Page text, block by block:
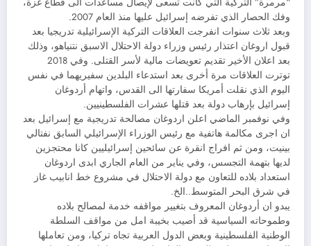
“مرمرة” التركية التي كانت تسعى لإيصال مساعدات الى قطاع غزة،
وفك الحصار الذي تفرضه إسرائيل عليها منذ العام 2007.
وبعد ثلاث سنوات انفرجت العلاقات التركية الإسرائيلية تدريجيا بعد
قبول اروغان اعتذار رئيس وزراء دولة الاحتلال الاسبق نتنياهو، وذلك
بعد اعلان الأخير تقديم تعويضات مالية لأسر القتلى. وفي 2018
توترت العلاقات مرة أخرى بعد استدعاء البلدين سفيريهما في نفس
اليوم الذي نقلت أمريكا سفارتها الى القدس، واتهام أردوغان
إسرائيل بإرهاب دولة بعد قتلها عشرات الفلسطينيين.
وفي نوفمبر الماضي اعلن اردوغان مصالحة تدريجية مع إسرائيل بعد
ان اجرى مكالمة هاتفية مع رئيس الوزراء الإسرائيلي السابق نفتالي
بينيت، ومن ثم افراج انقرة عن سائحين إسرائيليين كانا محتجزين
لديها بتهمة التجسس، وفي يناير من العام الجاري ابدى اردوغان
استعداد بلاده للتعاون مع دولة الاحتلال في مشروع خط انابيب غاز
في شرق البحر المتوسط..الخ.
يبدو ان أردوغان المعروف بتغيير مواقفه خدمة لمصالح بلاده
وطموحاته السياسية قد أصيب بخيبة امل من مواقف السلطة
الوطنية الفلسطينية وبعض الدول العربية تجاه تركيا، ومن تعاملها